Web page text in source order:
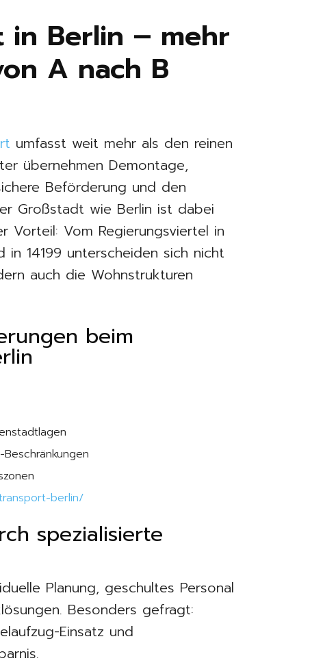
Berlin – mehr
A nach B
umfasst weit mehr als den reinen
übernehmen Demontage,
Beförderung und den
Großstadt wie Berlin ist dabei
Vorteil: Vom Regierungsviertel in
in 14199 unterscheiden sich nicht
auch die Wohnstrukturen
beim
berlin/
spezialisierte
Planung, geschultes Personal
Besonders gefragt:
Einsatz und